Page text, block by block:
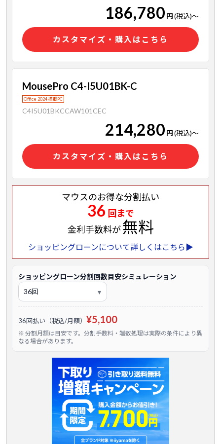
186,780 円(税込)～
カスタマイズ・購入はこちら
MousePro C4-I5U01BK-C
Office 2024 搭載PC
C4I5U01BKCCAW101CEC
214,280 円(税込)～
カスタマイズ・購入はこちら
マウスのお得な分割払い
36 回まで
金利手数料が無料
ショッピングローンについて詳しくはこちら▶
ショッピングローン分割回数目安シミュレーション
36回払い（税込/月額） ¥5,100
※ 分割月額は目安です。分割手数料・端数処理は実際の条件により異
なる場合があります。